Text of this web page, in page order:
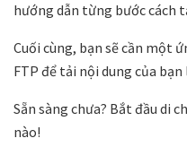
hướng dẫn từng bước cách
Cuối cùng, bạn sẽ cần một
FTP để tải nội dung của
Sẵn sàng chưa? Bắt đầu di
nào!